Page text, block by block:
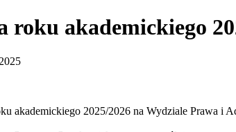
roku akademickiego
akademickiego 2025/2026 na Wydziale Prawa